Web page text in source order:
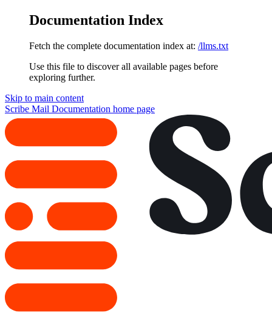
Documentation Index
Fetch the complete documentation index at: /llms.txt
Use this file to discover all available pages before
exploring further.
Skip to main content
Scribe Mail Documentation home page